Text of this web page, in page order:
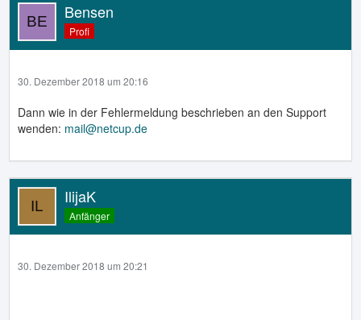
Bensen
Profi
30. Dezember 2018 um 20:16
Dann wie in der Fehlermeldung beschrieben an den Support
wenden: mail@netcup.de
IlijaK
Anfänger
30. Dezember 2018 um 20:21